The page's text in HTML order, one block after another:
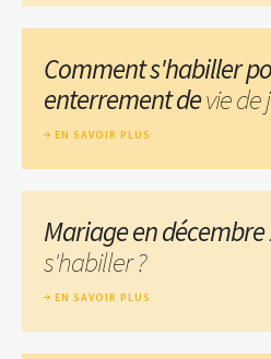
Comment s'habiller
enterrement devie de
EN SAVOIR PLUS
Mariage en décembre
s'habiller ?
EN SAVOIR PLUS